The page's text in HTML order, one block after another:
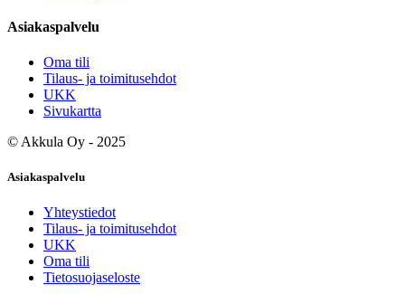
Asiakaspalvelu
Oma tili
Tilaus- ja toimitusehdot
UKK
Sivukartta
© Akkula Oy - 2025
Asiakaspalvelu
Yhteystiedot
Tilaus- ja toimitusehdot
UKK
Oma tili
Tietosuojaseloste